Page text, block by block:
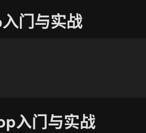
门与实战
入门与实战